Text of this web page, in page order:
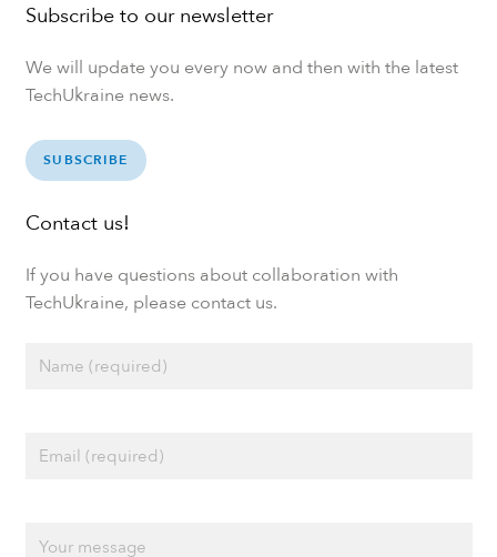
Subscribe to our newsletter
We will update you every now and then with the latest
TechUkraine news.
SUBSCRIBE
Contact us!
If you have questions about collaboration with
TechUkraine, please contact us.